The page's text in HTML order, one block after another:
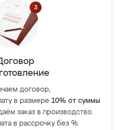
договор,
в размере 10% от суммы
заказ в производство.
в рассрочку без %.